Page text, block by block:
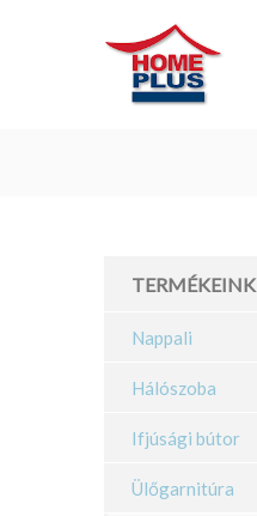
TERMÉKEINK
Nappali
Hálószoba
Ifjúsági bútor
Ülőgarnitúra